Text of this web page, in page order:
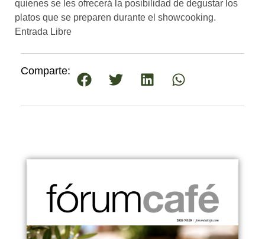
quienes se les ofrecerá la posibilidad de degustar los
platos que se preparen durante el showcooking.
Entrada Libre
Comparte: